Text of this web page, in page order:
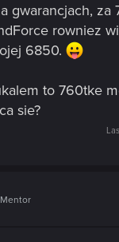
gwarancjach, za
rowniez
6850.
to 760tke
sie?
Mentor